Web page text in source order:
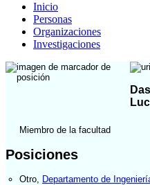
Inicio
Personas
Organizaciones
Investigaciones
Miembro de la facultad
Posiciones
Otro Departamento de